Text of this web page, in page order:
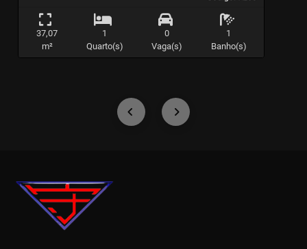
37,07
m²
1
Quarto(s)
0
Vaga(s)
1
Banho(s)